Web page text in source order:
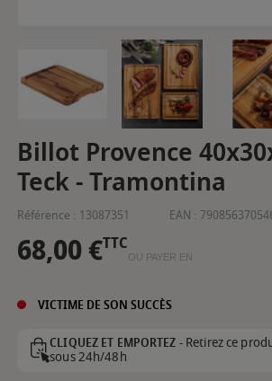
Billot Provence
Teck - Tramontina
Référence : 13087351 EAN :
68,00 €TTC
OU PAYER EN
VICTIME DE SON SUCCÈS
CLIQUEZ ET EMPORTEZ -Retirez ce
sous 24h/48h